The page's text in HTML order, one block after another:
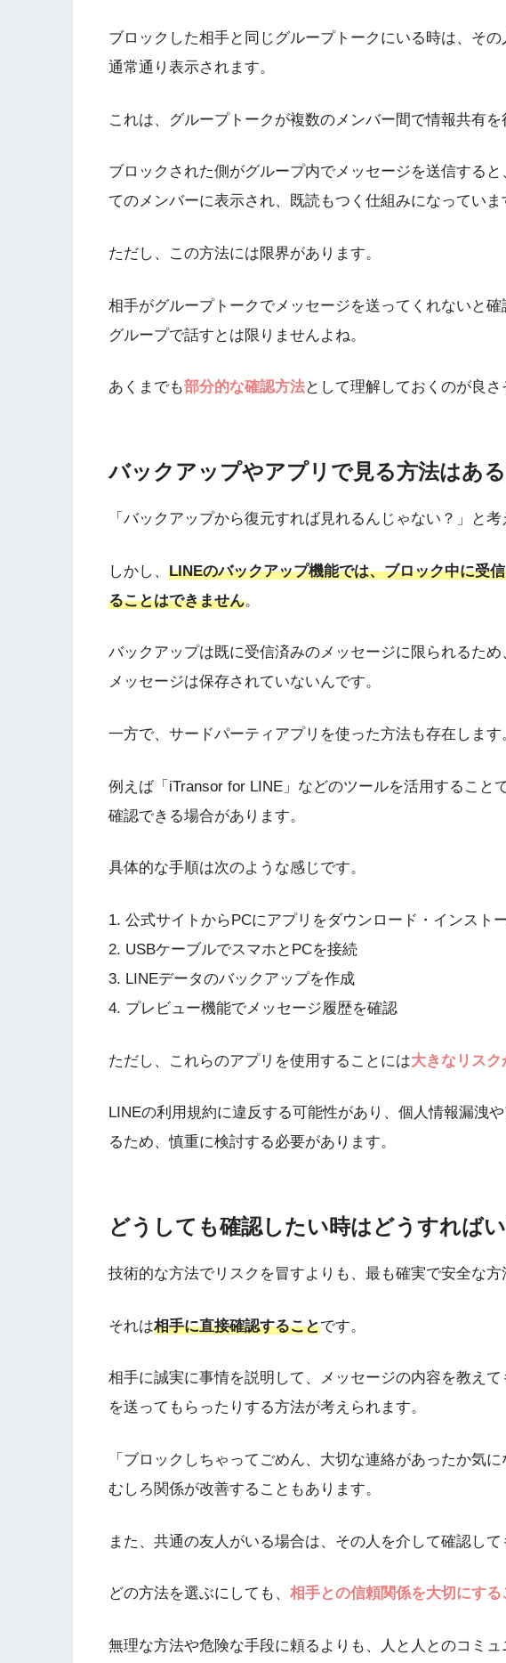
ブロックした相手と同じグループトークにいる時は、そ
通常通り表示されます。
これは、グループトークが複数のメンバー間で情報共有を
ブロックされた側がグループ内でメッセージを送信する
てのメンバーに表示され、既読もつく仕組みになっていま
ただし、この方法には限界があります。
相手がグループトークでメッセージを送ってくれないと
グループで話すとは限りませんよね。
あくまでも部分的な確認方法として理解しておくのが良さ
バックアップやアプリで見る方法はあ
「バックアップから復元すれば見れるんじゃない？」と考
しかし、 LINEのバックアップ機能では、ブロック中に受
ることはできません。
バックアップは既に受信済みのメッセージに限られるた
メッセージは保存されていないんです。
一方で、サードパーティアプリを使った方法も存在します
例えば「iTransor for LINE」などのツールを活用すること
確認できる場合があります。
具体的な手順は次のような感じです。
1. 公式サイトからPCにアプリをダウンロード・インスト
2. USBケーブルでスマホとPCを接続
3. LINEデータのバックアップを作成
4. プレビュー機能でメッセージ履歴を確認
ただし、これらのアプリを使用することには大きなリス
LINEの利用規約に違反する可能性があり、個人情報漏洩
るため、慎重に検討する必要があります。
どうしても確認したい時はどうすれば
技術的な方法でリスクを冒すよりも、最も確実で安全な方
それは相手に直接確認することです。
相手に誠実に事情を説明して、メッセージの内容を教え
を送ってもらったりする方法が考えられます。
「ブロックしちゃってごめん、大切な連絡があったか気
むしろ関係が改善することもあります。
また、共通の友人がいる場合は、その人を介して確認して
どの方法を選ぶにしても、 相手との信頼関係を大切にす
無理な方法や危険な手段に頼るよりも、人と人とのコミ